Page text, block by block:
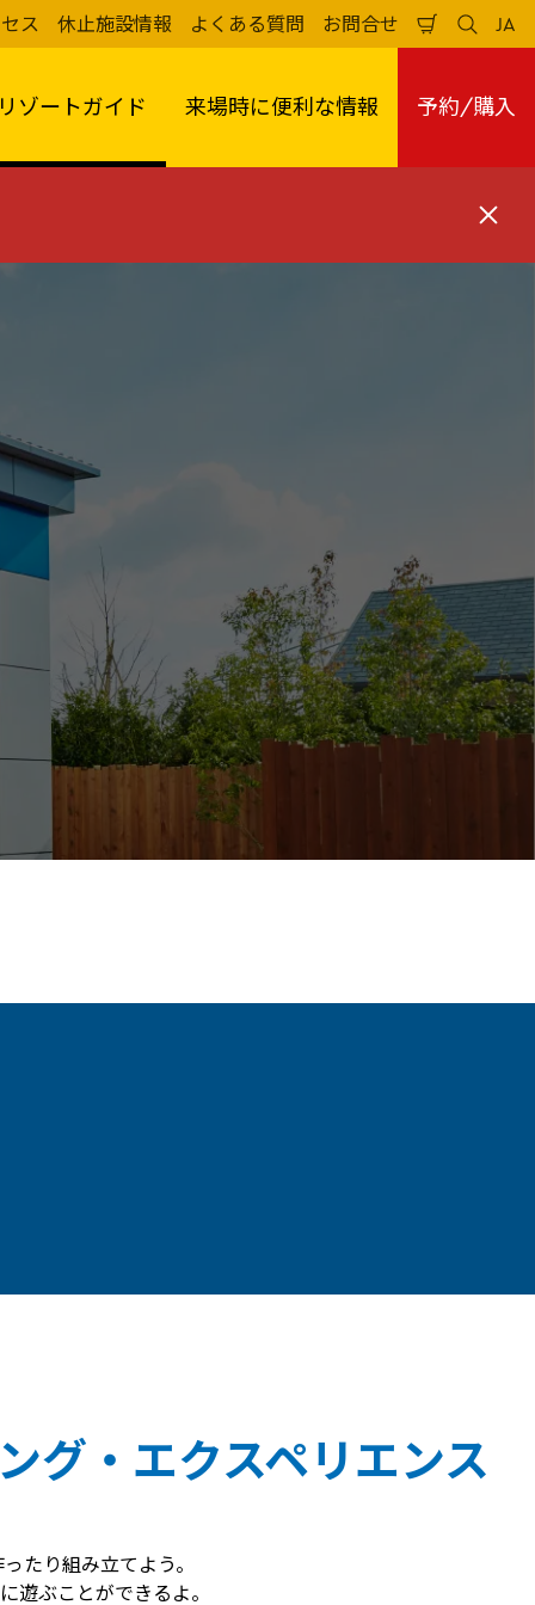
ス 休止施設情報 よくある質問 お問合せ
い
か
ご
検
索
る
JA
日
本
リゾートガイド 来場時に便利な情報 予約/購入
閉
る
グ・エクスペリエンス
たり組み立てよう。
遊ぶことができるよ。